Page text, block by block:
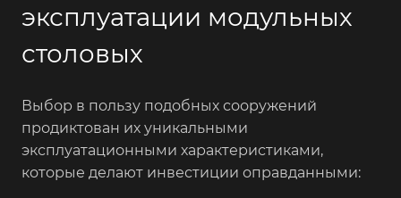
эксплуатации модульных
столовых
Выбор в пользу подобных сооружений
продиктован их уникальными
эксплуатационными характеристиками,
которые делают инвестиции оправданными: